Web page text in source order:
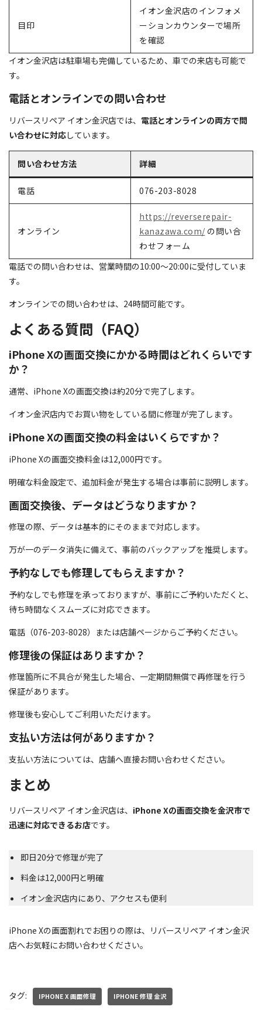
目印
イオン金沢店のインフォメ
ーションカウンターで場所
を確認
イオン金沢店は駐車場も完備しているため、車での来店も可能で
す。
電話とオンラインでの問い合わせ
リバースリペア イオン金沢店では、 電話とオンラインの両方で問
い合わせに対応しています。
問い合わせ方法 詳細
電話 076-203-8028
オンライン
https://reverserepair-
kanazawa.com/ の問い合
わせフォーム
電話での問い合わせは、営業時間の10:00～20:00に受付していま
す。
オンラインでの問い合わせは、24時間可能です。
よくある質問（FAQ）
iPhone Xの画面交換にかかる時間はどれくらいです
か？
通常、iPhone Xの画面交換は約20分で完了します。
イオン金沢店内でお買い物をしている間に修理が完了します。
iPhone Xの画面交換の料金はいくらですか？
iPhone Xの画面交換料金は12,000円です。
明確な料金設定で、追加料金が発生する場合は事前に説明します。
画面交換後、データはどうなりますか？
修理の際、データは基本的にそのままで対応します。
万が一のデータ消失に備えて、事前のバックアップを推奨します。
予約なしでも修理してもらえますか？
予約なしでも修理を承っておりますが、事前にご予約いただくと、
待ち時間なくスムーズに対応できます。
電話（076-203-8028）または店舗ページからご予約ください。
修理後の保証はありますか？
修理箇所に不具合が発生した場合、一定期間無償で再修理を行う
保証があります。
修理後も安心してご利用いただけます。
支払い方法は何がありますか？
支払い方法については、店舗へ直接お問い合わせください。
まとめ
リバースリペア イオン金沢店は、 iPhone Xの画面交換を金沢市で
迅速に対応できるお店です。
即日20分で修理が完了
料金は12,000円と明確
イオン金沢店内にあり、アクセスも便利
iPhone Xの画面割れでお困りの際は、リバースリペア イオン金沢
店へお気軽にお問い合わせください。
タグ: IPHONE X 画面修理 IPHONE 修理 金沢